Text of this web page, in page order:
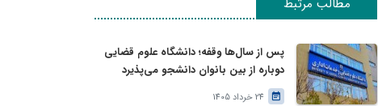
مطالب مرتبط
پس از سال‌ها وقفه؛ دانشگاه علوم قضایی
دوباره از بین بانوان دانشجو می‌پذیرد
24 خرداد 1405